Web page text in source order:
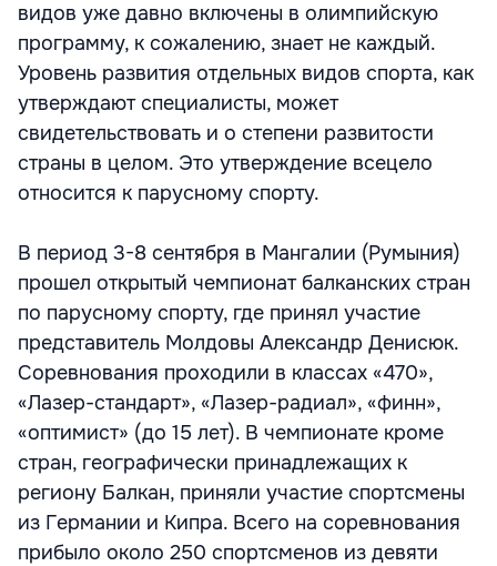
видов уже давно включены в олимпийскую
программу, к сожалению, знает не каждый.
Уровень развития отдельных видов спорта, как
утверждают специалисты, может
свидетельствовать и о степени развитости
страны в целом. Это утверждение всецело
относится к парусному спорту.
В период 3-8 сентября в Мангалии (Румыния)
прошел открытый чемпионат балканских стран
по парусному спорту, где принял участие
представитель Молдовы Александр Денисюк.
Соревнования проходили в классах «470»,
«Лазер-стандарт», «Лазер-радиал», «финн»,
«оптимист» (до 15 лет). В чемпионате кроме
стран, географически принадлежащих к
региону Балкан, приняли участие спортсмены
из Германии и Кипра. Всего на соревнования
прибыло около 250 спортсменов из девяти